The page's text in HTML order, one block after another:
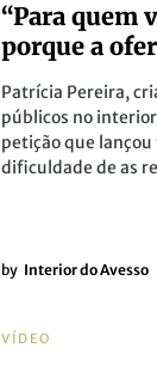
“Para quem
porque a
Patrícia Pereira,
públicos no
petição que
dificuldade de as
by Interior do Avesso
VÍDEO